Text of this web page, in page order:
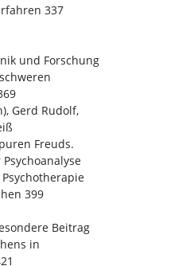
337
und Forschung
Gerd Rudolf,
Freuds.
399
Beitrag
in